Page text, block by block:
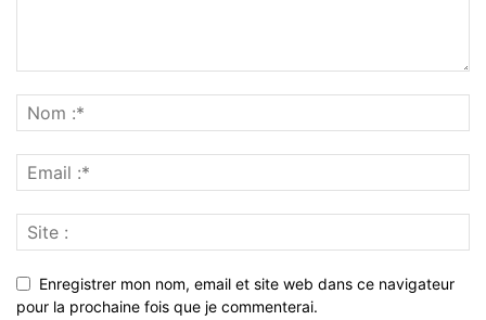
Enregistrer mon nom, email et site web dans ce navigateur
pour la prochaine fois que je commenterai.